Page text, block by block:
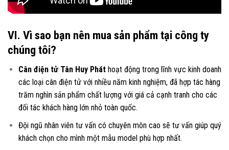
VI. Vì sao bạn nên mua sản phẩm tại công ty
chúng tôi?
Cân điện tử Tân Huy Pháthoạt động trong lĩnh vực kinh doanh
các loại cân điện tửvới nhiều năm kinh nghiệm, đã hợp tác hàng
trăm nghìn sản phẩm chất lượng với giá cả cạnh tranh cho các
đối tác khách hàng lớn nhỏ toàn quốc.
Đội ngũ nhân viên tư vấn có chuyên môn cao sẽ tư vấn giúp quý
khách chọn cho mình một mẫu model phù hợp nhất.